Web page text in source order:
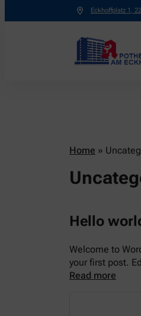
Eckhoffplatz 1 ,
Home »
Hello
Welcome to
your first post.
Read more